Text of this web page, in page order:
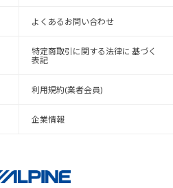
よくあるお問い合わせ
特定商取引に関する法律に 基づく
表記
利用規約(業者会員)
企業情報